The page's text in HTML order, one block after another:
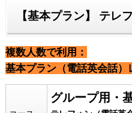
【基本プラン】 テレ
複数人数で利用：
基本プラン（電話英会話）
グループ用・